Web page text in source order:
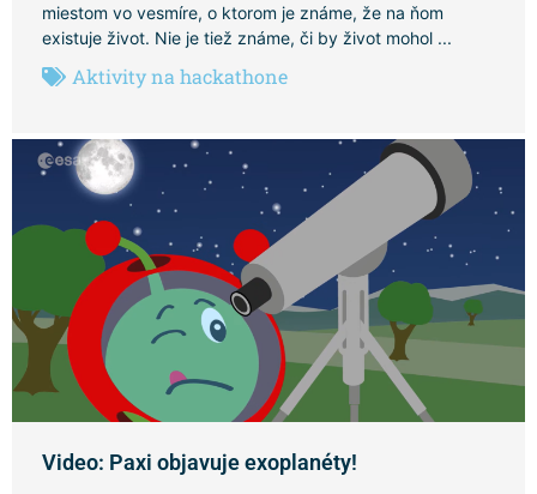
miestom vo vesmíre, o ktorom je známe, že na ňom
existuje život. Nie je tiež známe, či by život mohol ...
Aktivity na hackathone
Video: Paxi objavuje exoplanéty!